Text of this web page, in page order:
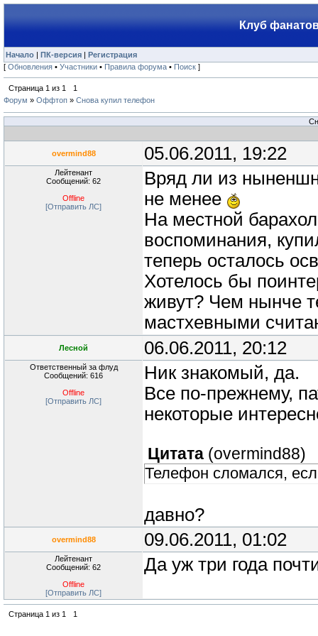
Клуб
Начало | ПК-версия | Регистрация
[ Обновления • Участники • Правила форума • Поиск ]
Страница 1 из 1
1
Форум » Оффтоп » Снова купил телефон
overmind88 05.06.2011, 19:22
Лейтенант
Сообщений: 62
Offline
[Отправить ЛС]
Вряд ли из
не менее
На местной
воспоминания,
теперь осталось
Хотелось бы
живут? Чем нынче
мастхевными
Лесной 06.06.2011, 20:12
Ответственный за флуд
Сообщений: 616
Offline
[Отправить ЛС]
Ник знакомый, да.
Все по-прежнему,
некоторые
Цитата (overmind88)
Телефон сломался,
давно?
overmind88 09.06.2011, 01:02
Лейтенант
Сообщений: 62
Offline
[Отправить ЛС]
Да уж три года
Страница 1 из 1 1